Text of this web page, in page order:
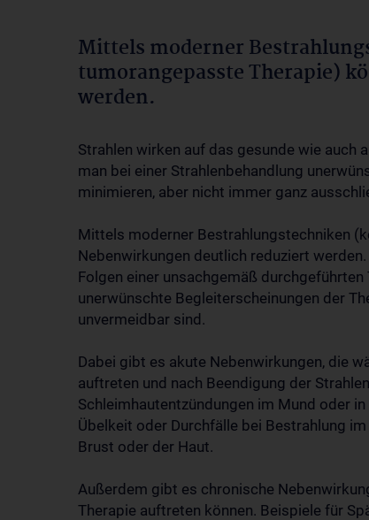
Mittels moderner
tumorangepasste Therapie)
werden.
Strahlen wirken auf das gesunde wie auch
man bei einer Strahlenbehandlung
minimieren, aber nicht immer ganz
Mittels moderner Bestrahlungstechniken
Nebenwirkungen deutlich reduziert
Folgen einer unsachgemäß
unerwünschte Begleiterscheinungen der
unvermeidbar sind.
Dabei gibt es akute Nebenwirkungen, die
auftreten und nach Beendigung der
Schleimhautentzündungen im Mund oder
Übelkeit oder Durchfälle bei Bestrahlung
Brust oder der Haut.
Außerdem gibt es chronische
Therapie auftreten können. Beispiele für